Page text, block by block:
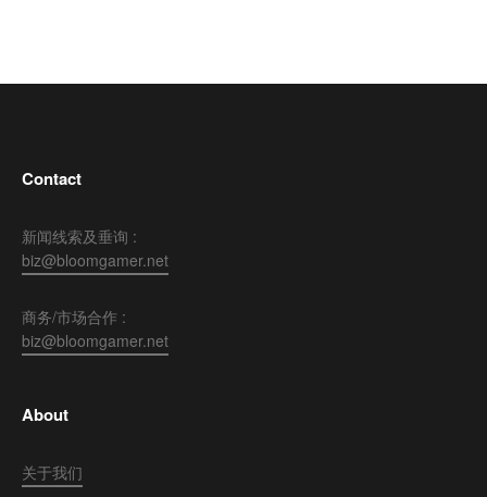
Contact
新闻线索及垂询 :
biz@bloomgamer.net
商务/市场合作 :
biz@bloomgamer.net
About
关于我们